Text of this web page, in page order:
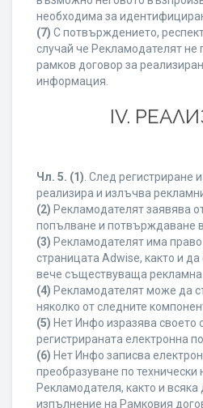
необходима за
(7) С потвърждението,
случай че Рекламодателят не
рамков договор за
информация.
IV.
Чл. 5. (1) . След
реализира и излъчва
(2) Рекламодателят заявява
попълване и потвърждаване
(3) Рекламодателят има
страницата Adwise, както и
вече съществуваща рекламна
(4) Рекламодателят може да
няколко от следните
(5) Нет Инфо изразява
регистрираната електронна
(6) Нет Инфо записва
преобразуване по
Рекламодателя, както и
изпълнение на Рамковия